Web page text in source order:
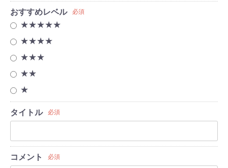
おすすめレベル 必須
★★★★★
★★★★
★★★
★★
★
タイトル 必須
コメント 必須